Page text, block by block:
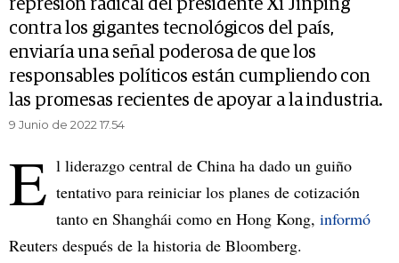
represión radical del presidente Xi Jinping
contra los gigantes tecnológicos del país,
enviaría una señal poderosa de que los
responsables políticos están cumpliendo con
las promesas recientes de apoyar a la industria.
9 Junio de 2022 17.54
E l liderazgo central de China ha dado un guiño
tentativo para reiniciar los planes de cotización
tanto en Shanghái como en Hong Kong, informó
Reuters después de la historia de Bloomberg.